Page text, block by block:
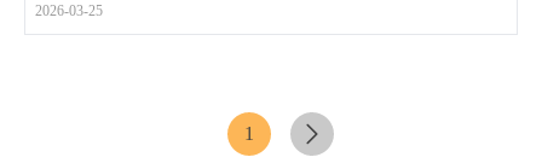
2026-03-25
1